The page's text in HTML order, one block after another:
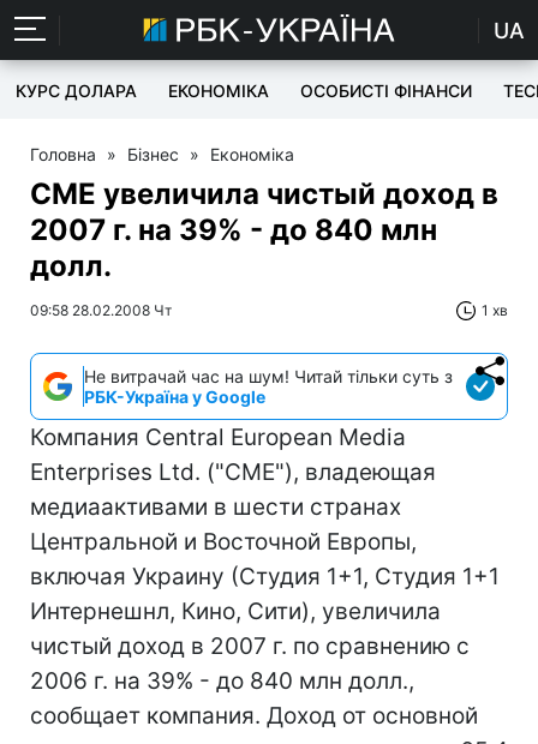
UA
КУРС ДОЛАРА ЕКОНОМІКА ОСОБИСТІ ФІНАНСИ
Головна » Бізнес » Економіка
CME увеличила чистый доход в
2007 г. на 39% - до 840 млн
долл.
09:58 28.02.2008 Чт 1 хв
Не витрачай час на шум! Читай тільки суть з
РБК-Україна у Google
Компания Central European Media
Enterprises Ltd. ("CME"), владеющая
медиаактивами в шести странах
Центральной и Восточной Европы,
включая Украину (Студия 1+1, Студия 1+1
Интернешнл, Кино, Сити), увеличила
чистый доход в 2007 г. по сравнению с
2006 г. на 39% - до 840 млн долл.,
сообщает компания. Доход от основной